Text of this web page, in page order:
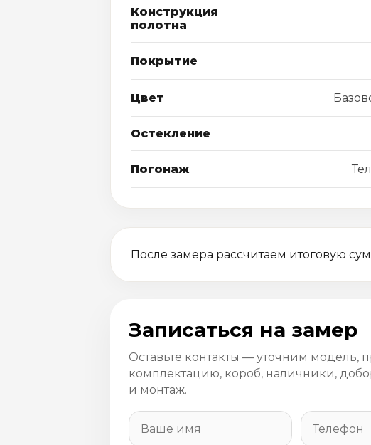
Конструкция
полотна
Покрытие
Цвет
Остекление
Погонаж
После замера рассчитаем итоговую
Записаться на замер
Оставьте контакты — уточним модель,
комплектацию, короб, наличники,
и монтаж.